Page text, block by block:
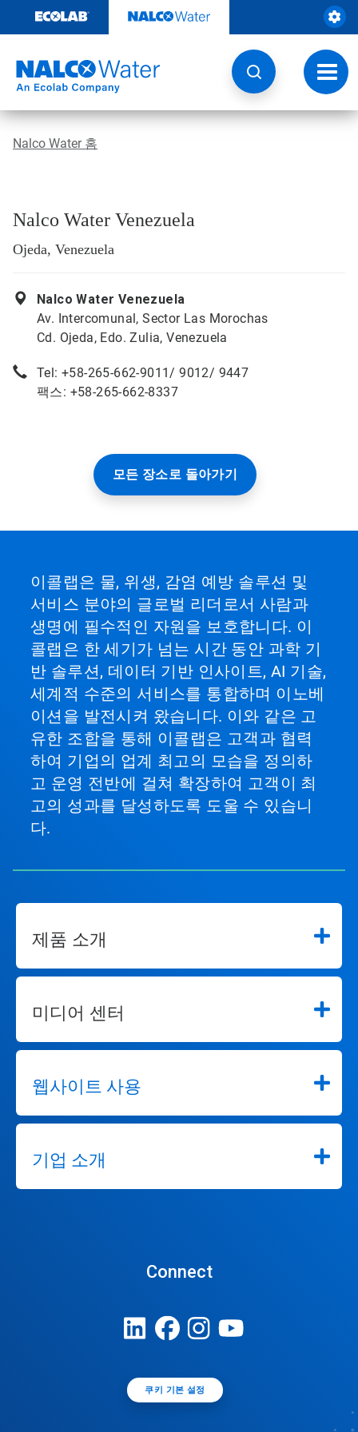
츠
기
토
글
내
비
Nalco Water 홈
Nalco Water Venezuela
Ojeda, Venezuela
Nalco Water Venezuela
Av. Intercomunal, Sector Las Morochas
Cd. Ojeda, Edo. Zulia, Venezuela
Tel: +58-265-662-9011/ 9012/ 9447
팩스: +58-265-662-8337
모든 장소로 돌아가기
이콜랩은 물, 위생, 감염 예방 솔루션 및
서비스 분야의 글로벌 리더로서 사람과
생명에 필수적인 자원을 보호합니다. 이
콜랩은 한 세기가 넘는 시간 동안 과학 기
반 솔루션, 데이터 기반 인사이트, AI 기술,
세계적 수준의 서비스를 통합하며 이노베
이션을 발전시켜 왔습니다. 이와 같은 고
유한 조합을 통해 이콜랩은 고객과 협력
하여 기업의 업계 최고의 모습을 정의하
고 운영 전반에 걸쳐 확장하여 고객이 최
고의 성과를 달성하도록 도울 수 있습니
다.
제품 소개
미디어 센터
웹사이트 사용
기업 소개
Connect
쿠키 기본 설정